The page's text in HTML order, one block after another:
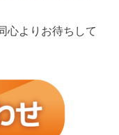
心よりお待ちして